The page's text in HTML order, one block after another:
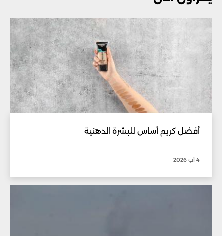
أفضل كريم أساس للبشرة الدهنية
4 آب 2026